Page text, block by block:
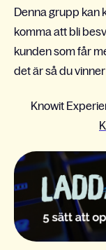
Denna grupp kan
komma att bli
kunden som får
det är så du
Knowit